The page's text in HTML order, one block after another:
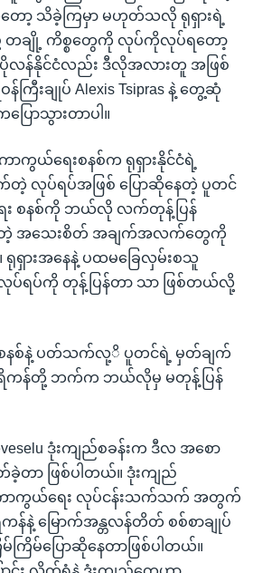
တော့ သိခဲ့ကြမှာ မဟုတ်သလို ရုရှားရဲ့
ဖို့ တချို့ ကိစ္စတွေကို လုပ်ကိုလုပ်ရတော့
ပိုလန်နိုင်ငံလည်း ဒီလိုအလားတူ အဖြစ်
ကြီးချုပ် Alexis Tsipras နဲ့ တွေ့ဆုံ
ြောသွားတာပါ။
ကွယ်ရေးစနစ်က ရုရှားနိုင်ငံရဲ့
က်တဲ့ လုပ်ရပ်အဖြစ် ပြောဆိုနေတဲ့ ပူတင်
း စနစ်ကို ဘယ်လို လက်တုန့်ပြန်
တဲ့ အသေးစိတ် အချက်အလက်တွေကို
ရုရှားအနေနဲ့ ပထမခြေလှမ်းစသူ
ရပ်ကို တုန့်ပြန်တာ သာ ဖြစ်တယ်လို့
စနစ်နဲ့ ပတ်သက်လု့ိ ပူတင်ရဲ့ မှတ်ချက်
ရိကန်တို့ ဘက်က ဘယ်လိုမှ မတုန့်ပြန်
ဒုံးကျည်စခန်းက ဒီလ အစော
တာ ဖြစ်ပါတယ်။ ဒုံးကျည်
ကာကွယ်ရေး လုပ်ငန်းသက်သက် အတွက်
နဲ့ မြောက်အန္တလန်တိတ် စစ်စာချုပ်
ြိမ်ပြောဆိုနေတာဖြစ်ပါတယ်။